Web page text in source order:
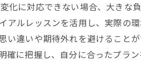
ジムの清潔さと設備
他の会員のフィード
フィットネス目標に合っ
化に対応できない場合、大きな
アルレッスンを活用し、実際の
い違いや期待外れを避けること
確に把握し、自分に合ったプラ